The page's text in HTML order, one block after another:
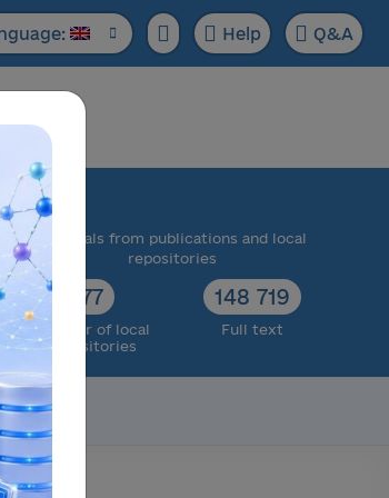
Help Q&A
Materials from publications and local
repositories
77
Number of local
repositories
148 719
Full text